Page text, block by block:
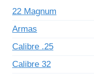
22 Magnum
Armas
Calibre .25
Calibre 32